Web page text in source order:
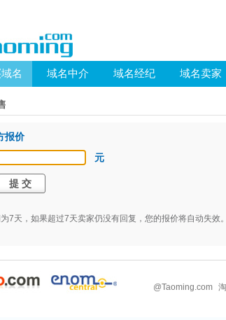
名 域名中介 域名经纪 域名卖家
报价
元
7天，如果超过7天卖家仍没有回复，您的报价将自动失效。
@Taoming.com